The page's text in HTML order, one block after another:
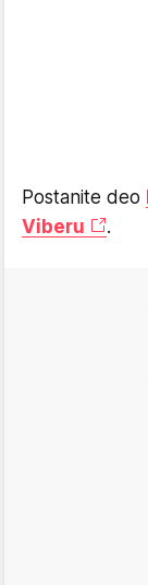
Postanite deo
Viberu
.